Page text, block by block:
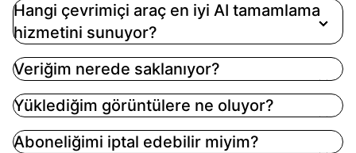
Hangi çevrimiçi araç en iyi AI tamamlama
hizmetini sunuyor?
Veriğim nerede saklanıyor?
Yüklediğim görüntülere ne oluyor?
Aboneliğimi iptal edebilir miyim?